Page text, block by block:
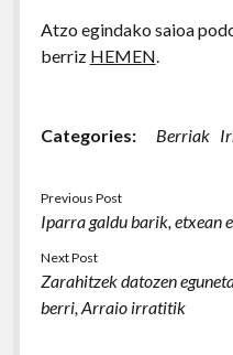
Atzo egindako saioa
berriz HEMEN.
Categories: Berriak
Previous Post
Iparra galdu barik, etxean
Next Post
Zarahitzek datozen
berri, Arraio irratitik